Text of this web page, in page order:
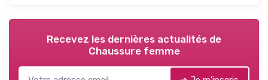
Recevez les dernières actualités de
Chaussure femme